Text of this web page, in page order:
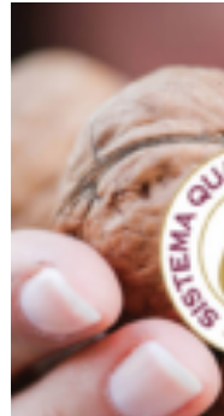
noci,
mandorle,
nocciole
la
sera
aiuta
a
dormire
bene